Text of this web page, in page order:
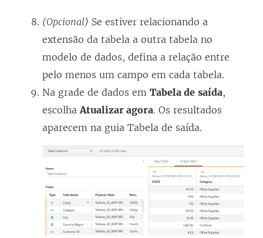
(Opcional) Se estiver relacionando a
extensão da tabela a outra tabela no
modelo de dados, defina a relação entre
pelo menos um campo em cada tabela.
Na grade de dados em Tabela de saída,
escolha Atualizar agora. Os resultados
aparecem na guia Tabela de saída.